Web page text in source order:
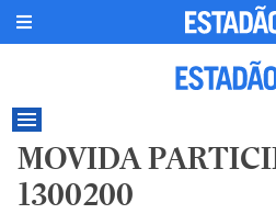
MOVIDA
1300200